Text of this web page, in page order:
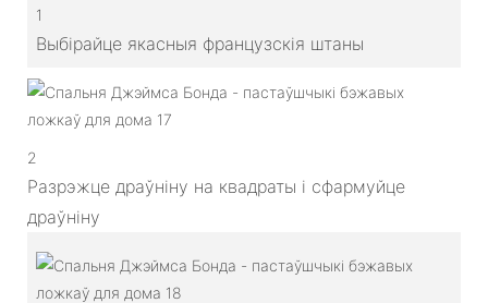
1
Выбірайце якасныя французскія штаны
2
Разрэжце драўніну на квадраты і сфармуйце
драўніну